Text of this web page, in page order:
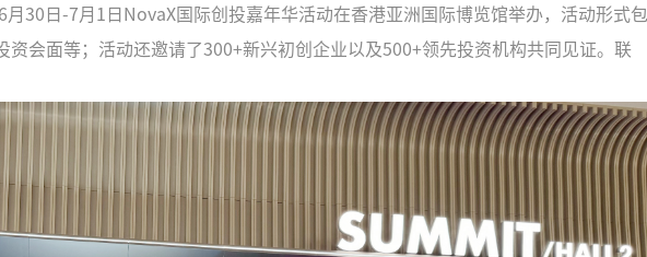
30日-7月1日NovaX国际创投嘉年华活动在香港亚洲国际博览馆举办，活动形式包
资会面等；活动还邀请了300+新兴初创企业以及500+领先投资机构共同见证。联